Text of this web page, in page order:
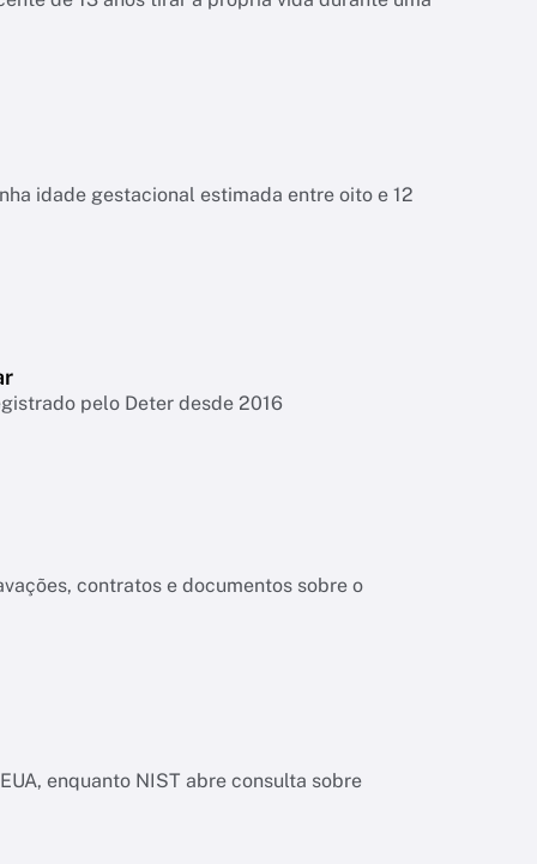
idade gestacional estimada entre oito e 12
pelo Deter desde 2016
contratos e documentos sobre o
enquanto NIST abre consulta sobre